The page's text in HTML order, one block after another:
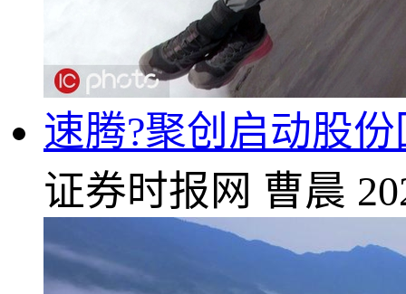
速腾?聚创启动股
证券时报网 曹晨